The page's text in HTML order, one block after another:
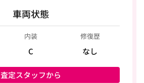
車両状態
内装
C
修復歴
なし
査定スタッフから